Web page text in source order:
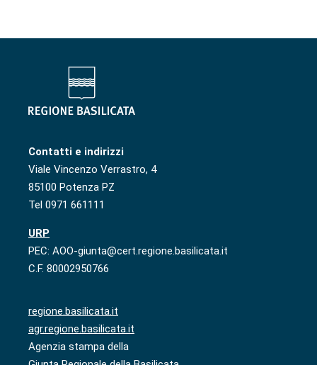
Contatti e indirizzi
Viale Vincenzo Verrastro, 4
85100 Potenza PZ
Tel 0971 661111
URP
PEC: AOO-giunta@cert.regione.basilicata.it
C.F. 80002950766
regione.basilicata.it
agr.regione.basilicata.it
Agenzia stampa della